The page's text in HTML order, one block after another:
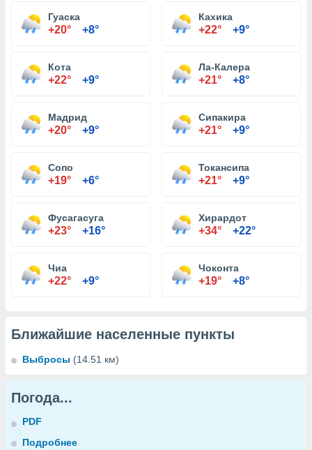
Гуаска
+20° +8°
Кахика
+22° +9°
Кота
+22° +9°
Ла-Калера
+21° +8°
Мадрид
+20° +9°
Сипакира
+21° +9°
Сопо
+19° +6°
Токансипа
+21° +9°
Фусагасуга
+23° +16°
Хирардот
+34° +22°
Чиа
+22° +9°
Чоконта
+19° +8°
Ближайшие населенные пункты
Выбросы (14.51 км)
Погода...
PDF
Подробнее